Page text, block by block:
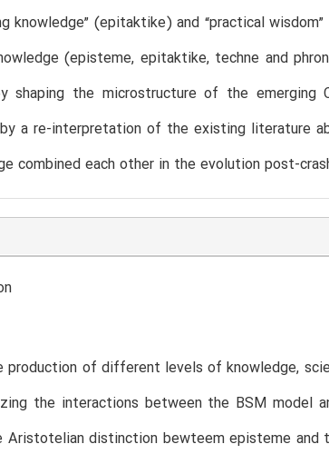
knowledge” (epitaktike) and “practical
(episteme, epitaktike, techne and
shaping the microstructure of the emerging
a re-interpretation of the existing literature
combined each other in the evolution post-
production of different levels of knowledge,
the interactions between the BSM model
Aristotelian distinction bewteem episteme and